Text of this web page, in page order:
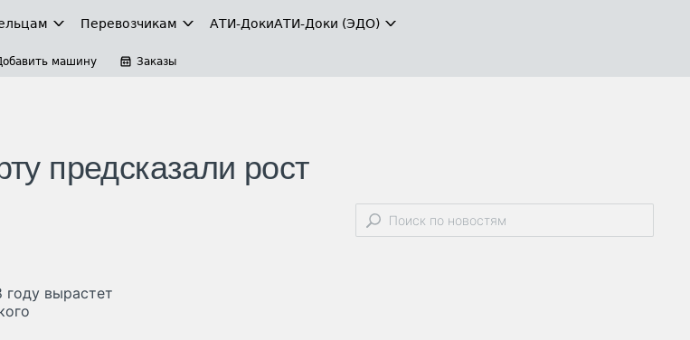
Перевозчикам АТИ-ДокиАТИ-Доки (ЭДО)
машину Заказы
предсказали рост
году вырастет